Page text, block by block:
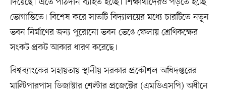
ভোগান্তিতে। বিশেষ করে সাতটি বিদ্যালয়ের মধ্যে চারটিতে নতুন
ভবন নির্মাণের জন্য পুরোনো ভবন ভেঙে ফেলায় শ্রেণিকক্ষের
সংকট প্রকট আকার ধারণ করেছে।
বিশ্বব্যাংকের সহায়তায় স্থানীয় সরকার প্রকৌশল অধিদপ্তরের
মাল্টিপারপাস ডিজাস্টার শেল্টার প্রজেক্টের (এমডিএসপি) অধীনে